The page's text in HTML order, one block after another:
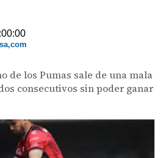
de los Pumas sale de una mala
consecutivos sin poder ganar